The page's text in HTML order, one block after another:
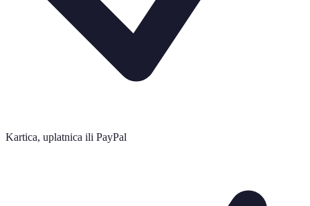
Kartica, uplatnica ili PayPal